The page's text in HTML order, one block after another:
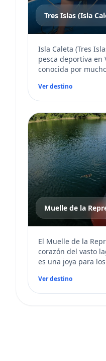
Tres Islas (Isla
Isla Caleta (Tres
pesca deportiva en
conocida por
Ver destino
Muelle de la
El Muelle de la
corazón del vasto
es una joya para
Ver destino